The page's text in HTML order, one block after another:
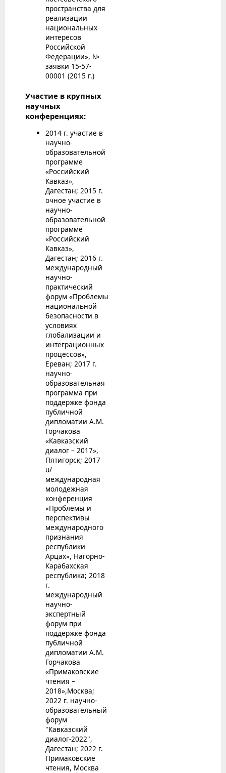
пространства для
реализации
национальных
интересов
Российской
Федерации», №
заявки 15-57-
00001 (2015 г.)
Участие в крупных
научных
конференциях:
2014 г. участие в
научно-
образовательной
программе
«Российский
Кавказ»,
Дагестан; 2015 г.
очное участие в
научно-
образовательной
программе
«Российский
Кавказ»,
Дагестан; 2016 г.
международный
научно-
практический
форум «Проблемы
национальной
безопасности в
условиях
глобализации и
интеграционных
процессов»,
Ереван; 2017 г.
научно-
образовательная
программа при
поддержке фонда
публичной
дипломатии А.М.
Горчакова
«Кавказский
диалог – 2017»,
Пятигорск; 2017
u/
международная
молодежная
конференция
«Проблемы и
перспективы
международного
признания
республики
Арцах», Нагорно-
Карабахская
республика; 2018
г.
международный
научно-
экспертный
форум при
поддержке фонда
публичной
дипломатии А.М.
Горчакова
«Примаковские
чтения –
2018»,Москва;
2022 г. научно-
образовательный
форум
"Кавказский
диалог-2022",
Дагестан; 2022 г.
Примаковские
чтения, Москва